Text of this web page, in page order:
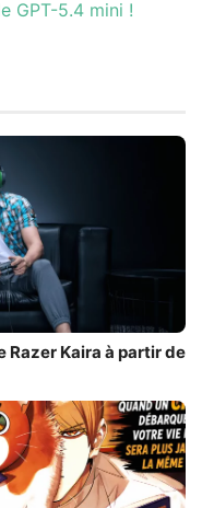
GPT-5.4 mini !
Razer Kaira à partir de